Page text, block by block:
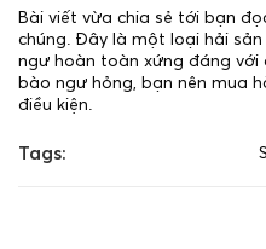
Bài viết vừa chia sẻ tới bạn
chúng. Đây là một loại hải
ngư hoàn toàn xứng đáng với
bào ngư hỏng, bạn nên mua
điều kiện.
Tags: